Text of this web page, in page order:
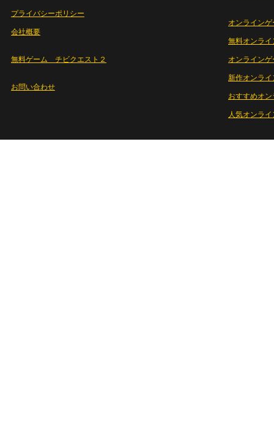
プライバシーポリシー
会社概要
無料ゲーム チビクエスト２
お問い合わせ
オンラインゲ
無料オンライ
オンライン
新作オンライ
おすすめオ
人気オンラ